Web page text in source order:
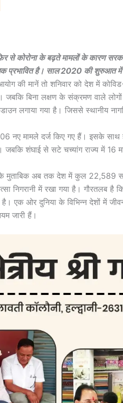
से कोरोना के बढ़ते मामलों के कारण
प्रभावित है। साल 2020 की शुरुआत में
आयोग की मानें तो शनिवार को देश में
जबकि बिना लक्षण के संक्रमण वाले
लगाया गया है। जिससे स्थानीय
नए मामले दर्ज किए गए हैं। इसके साथ
जबकि शंघाई से सटे चच्यांग राज्य में 16
के मुताबिक अब तक देश में कुल 22,589
निगरानी में रखा गया है। गौरतलब है
है। एक ओर दुनिया के विभिन्न देशों में
जारी हैं।